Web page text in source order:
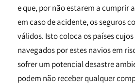
e que, por não estarem a cumprir
em caso de acidente, os seguros
válidos. Isto coloca os países
navegados por estes navios em
sofrer um potencial desastre
podem não receber qualquer